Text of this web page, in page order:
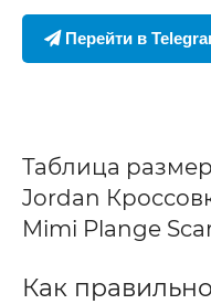
Перейти в
Таблица
Jordan
Mimi Plange
Как